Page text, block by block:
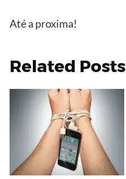
Até a proxima!
Related Posts